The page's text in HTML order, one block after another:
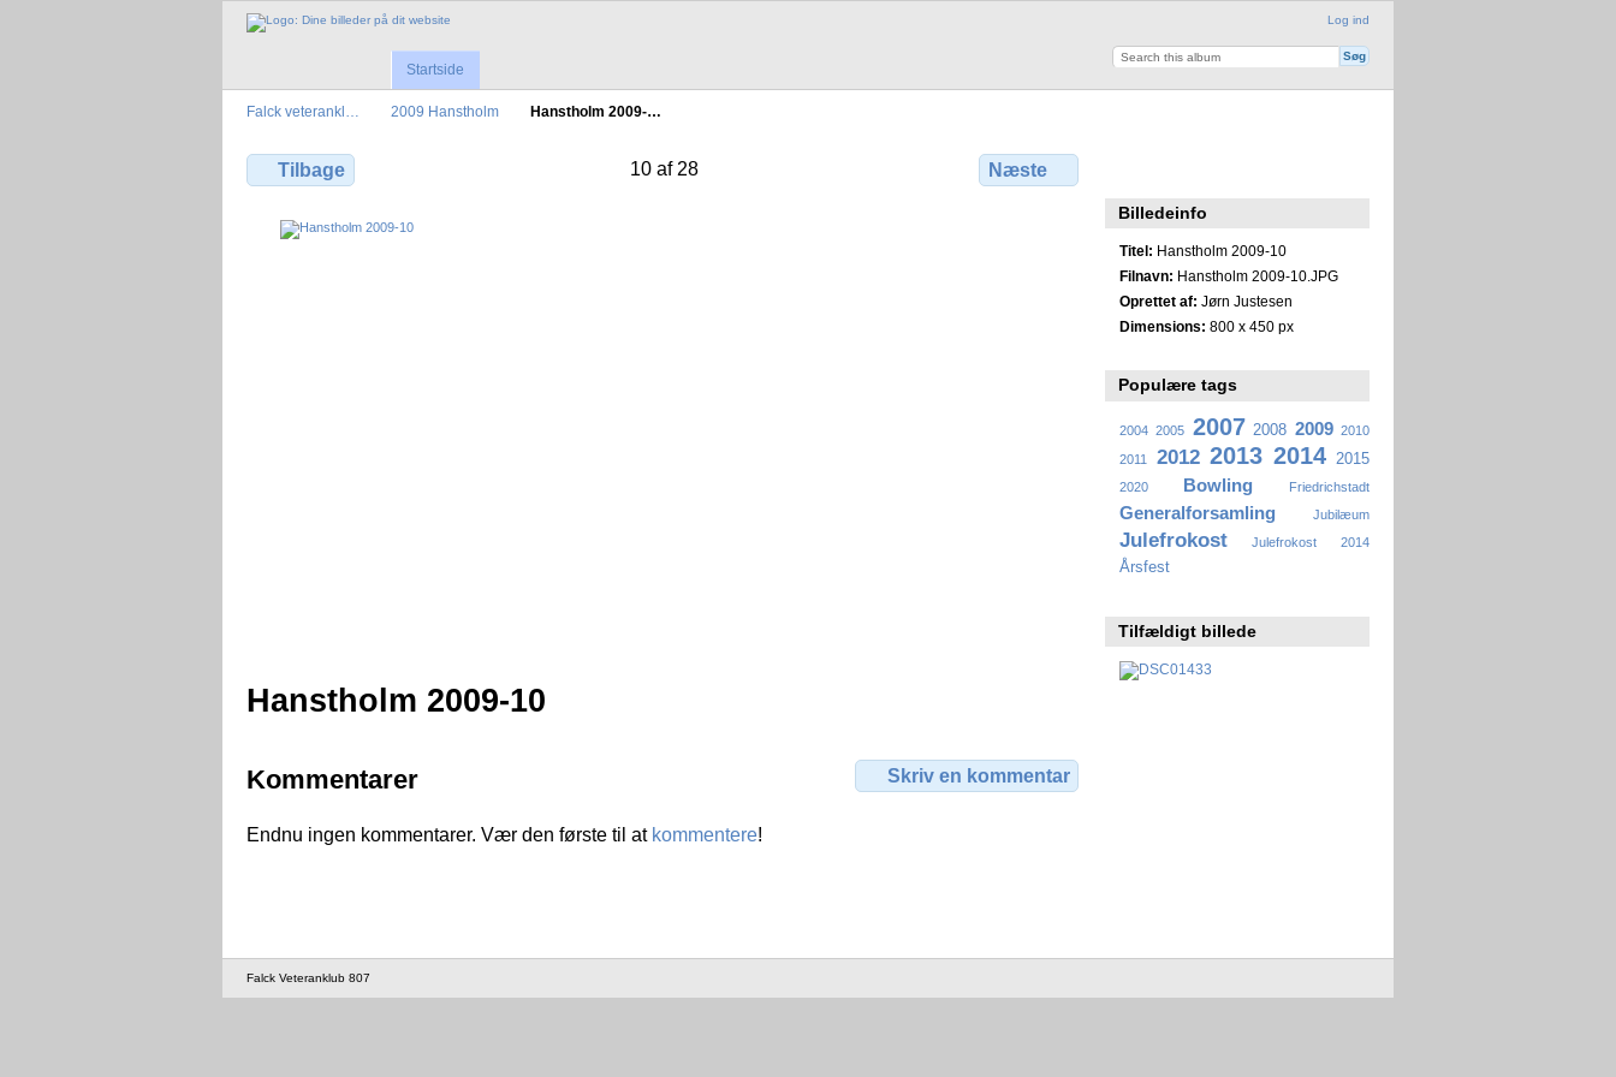
Log ind
Startside
Falck veterankl… 2009 Hanstholm Hanstholm 2009-…
Tilbage 10 af 28 Næste
Hanstholm 2009-10
Kommentarer Skriv en kommentar
Endnu ingen kommentarer. Vær den første til at kommentere!
Billedeinfo
Titel: Hanstholm 2009-10
Filnavn: Hanstholm 2009-10.JPG
Oprettet af: Jørn Justesen
Dimensions: 800 x 450 px
Populære tags
2004 2005 2007 2008 2009 2010
2011
2012 2013 2014 2015
2020 Bowling Friedrichstadt
Generalforsamling Jubilæum
Julefrokost Julefrokost 2014
Årsfest
Tilfældigt billede
Falck Veteranklub 807